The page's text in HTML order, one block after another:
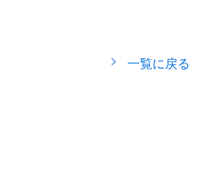
一覧に戻る